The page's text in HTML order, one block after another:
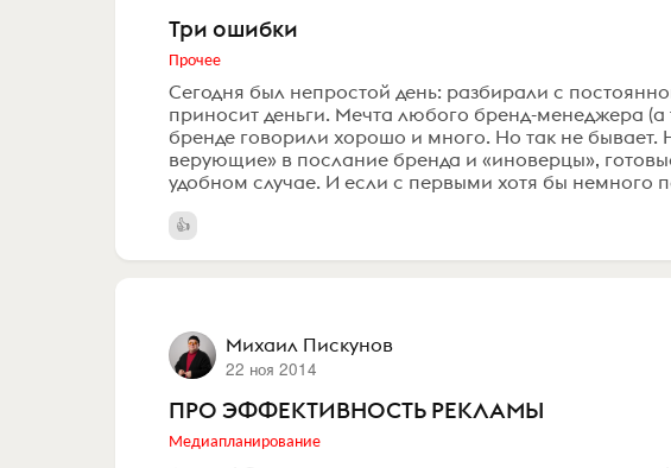
Три ошибки
Прочее
Сегодня был непростой день: разбирали с
приносит деньги. Мечта любого бренд-менеджера (а
бренде говорили хорошо и много. Но так не бывает.
верующие» в послание бренда и «иноверцы»,
удобном случае. И если с первыми хотя бы немного
Михаил Пискунов
22 ноя 2014
ПРО ЭФФЕКТИВНОСТЬ РЕКЛАМЫ
Медиапланирование